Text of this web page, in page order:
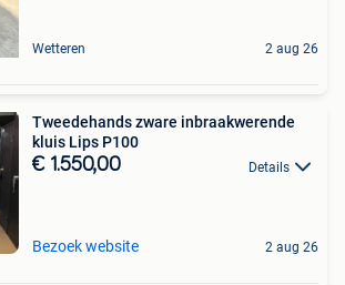
Wetteren 2 aug 26
Tweedehands zware inbraakwerende
kluis Lips P100
€ 1.550,00 Details
Bezoek website 2 aug 26